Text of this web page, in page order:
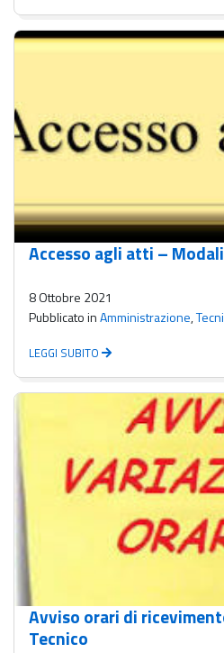
Accesso agli atti –
8 Ottobre 2021
Pubblicato inAmministrazione,
LEGGI SUBITO
Avviso orari di
Tecnico